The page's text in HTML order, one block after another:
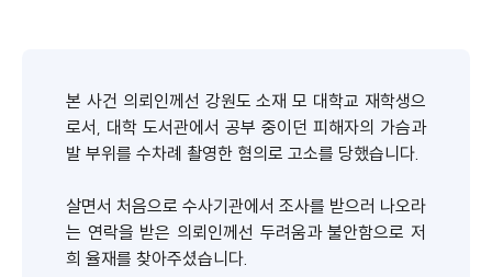
본 사건 의뢰인께선 강원도 소재 모 대학교 재학생으
로서, 대학 도서관에서 공부 중이던 피해자의 가슴과
발 부위를 수차례 촬영한 혐의로 고소를 당했습니다.
살면서 처음으로 수사기관에서 조사를 받으러 나오라
는 연락을 받은 의뢰인께선 두려움과 불안함으로 저
희 율재를 찾아주셨습니다.